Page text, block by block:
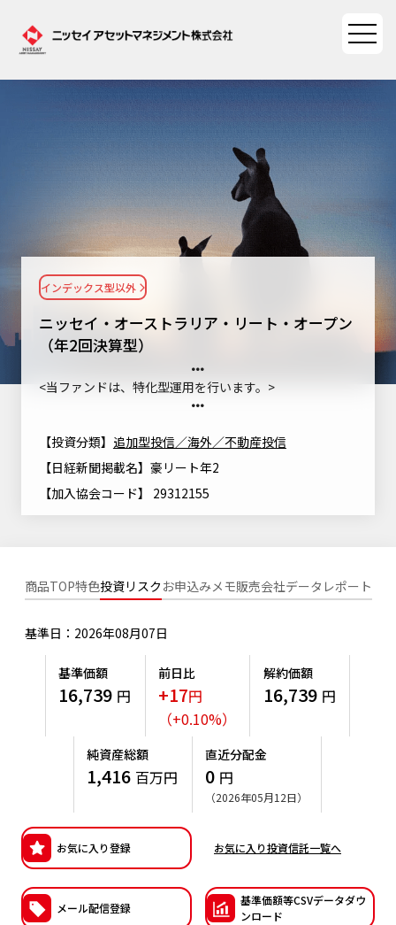
ファンド情報
ファンド情報TOP
基準価額一覧
ファンド検索
ファンド比較
決算カレンダー
ちょこっと3分！ファンドシアター
リーズ
確定拠出年金について
確定拠出年金制度について
確定拠出年金での商品の選び方について
確定拠出年金 基準価額一覧
マーケット情報
マーケット情報TOP
マーケット指数
大関 洋の「十字路」
コラム
資産形成ポータル
資産形成ポータルTOP
資産形成サービス
Nダイレクト
資産形成サポート
NAMシティ
よくあるご質問
投資の教室
サステナビリティ
サステナビリティTOP
サステナビリティ経営
トップメッセージ
特別対談
サステナビリティ推進体制
サステナビリティレポート
サステナブル投資
日本版スチュワードシップ・コードへの対応
ESGへの取り組み
議決権行使について
国内株式議決権行使の方針と判断基準
ニッセイアセットについて
ニッセイアセットについてTOP
会社情報
プレスリリース
採用情報
最新情報 法人のお客さま
採用情報
資産形成はじめるなら
ニッセイ・オーストラリア・リート・オープン
（年2回決算型）
インデックス型以外
<当ファンドは、特化型運用を行います。>
【投資分類】 追加型投信／海外／不動産投信
【日経新聞掲載名】豪リート年2
【加入協会コード】 29312155
商品TOP特色投資リスク お申込みメモ販売会社データ レポート
基準日：2026年08月07日
基準価額
16,739 円
前日比
+17円
（+0.10%）
解約価額
16,739 円
純資産総額
1,416 百万円
直近分配金
0 円
（2026年05月12日）
お気に入り登録 お気に入り投資信託一覧へ
メール配信登録
基準価額等CSVデータダウ
ンロード